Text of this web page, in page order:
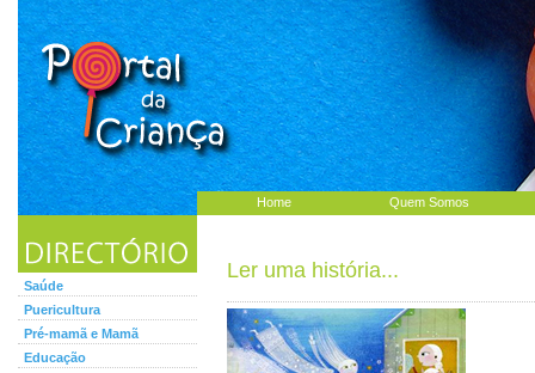
Home Quem Somos
Saúde
Puericultura
Pré-mamã e Mamã
Educação
Ler uma história...